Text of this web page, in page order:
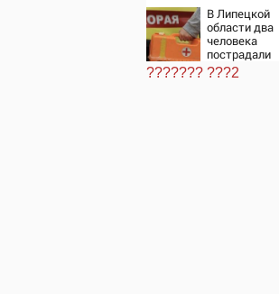
послу
Украины
В Липецкой
области два
человека
пострадали
после падения
БПЛА
??????? ???2